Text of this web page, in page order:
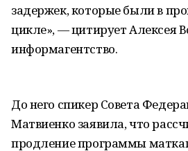
задержек, которые были в
цикле», — цитирует Алексея
информагентство.
До него спикер Совета
Матвиенко заявила, что
продление программы